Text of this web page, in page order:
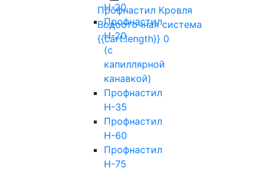
Н-20
Профнастил
Н-20
(с
капиллярной
канавкой)
Профнастил
Н-35
Профнастил
Н-60
Профнастил
Н-75
Профнастил Кровля
Водосточная система
{{cart.length}} 0